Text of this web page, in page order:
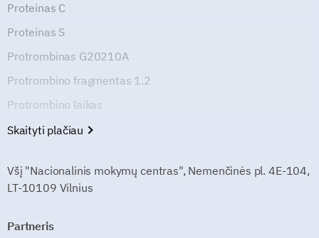
Proteinas C
Proteinas S
Protrombinas G20210A
Protrombino fragmentas 1.2
Protrombino laikas
Skaityti plačiau
Všį "Nacionalinis mokymų centras", Nemenčinės pl. 4E-104,
LT-10109 Vilnius
Partneris